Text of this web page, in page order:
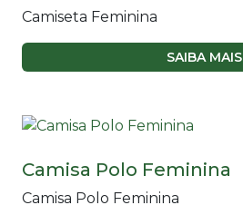
Camiseta Feminina
SAIBA MAIS
Camisa Polo Feminina
Camisa Polo Feminina